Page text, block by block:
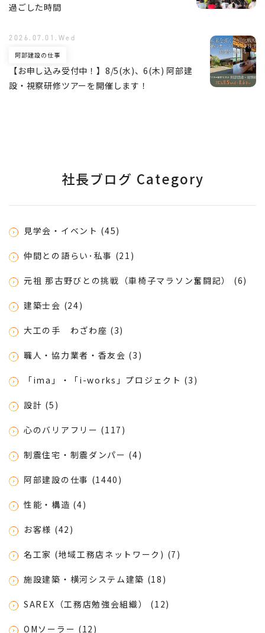
過ごした時間
【お申し込み受付中！】8/5(水)、6(木) 阿部建
設・視察研修ツアーを開催します！
阿部建設の仕事
2026.07.01.Wed
社長ブログ Category
見学会・イベント (45)
仲間との語らい･私事 (21)
元祖 那古野びとの挑戦（車椅子マラソン奮闘記） (6)
建築士会 (24)
大工の手 わざわ座 (3)
職人・協力業者・香友会 (3)
「ima」・「i-works」プロジェクト (3)
設計 (5)
心のバリアフリー (117)
制震住宅・制震ダンパー (4)
阿部建設の仕事 (1440)
性能・構造 (4)
お客様 (42)
名工家 (地域工務店ネットワーク) (7)
施設建築・横河システム建築 (18)
SAREX（工務店勉強会組織） (12)
OMソーラー (12)